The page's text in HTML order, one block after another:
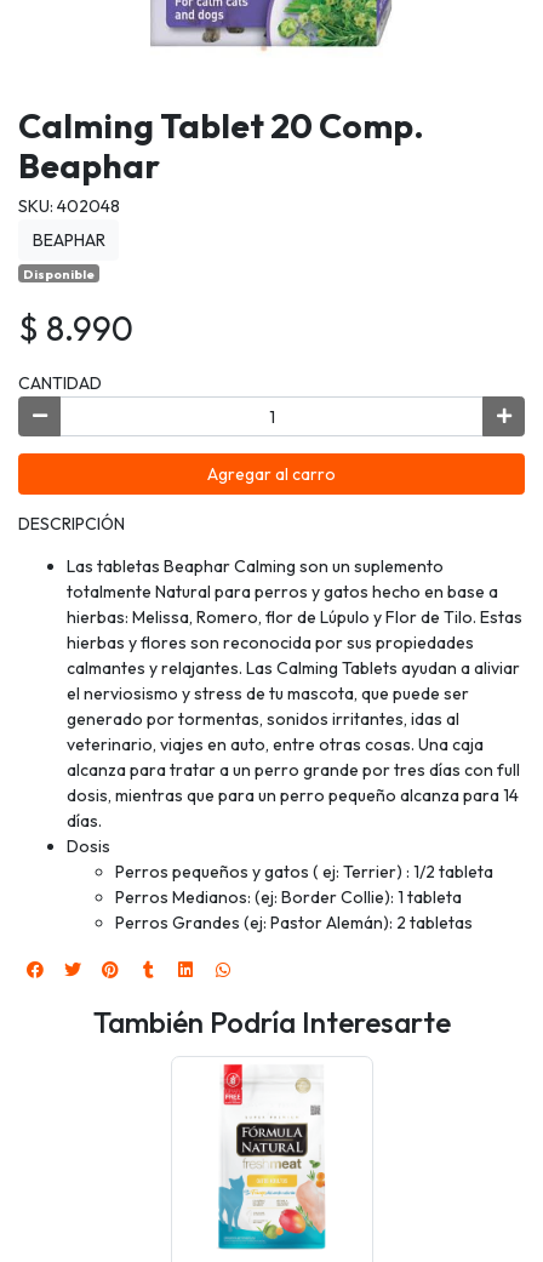
Calming Tablet 20 Comp.
Beaphar
SKU: 402048
BEAPHAR
Disponible
$ 8.990
CANTIDAD
Agregar al carro
DESCRIPCIÓN
Las tabletas Beaphar Calming son un suplemento
totalmente Natural para perros y gatos hecho en base a
hierbas: Melissa, Romero, flor de Lúpulo y Flor de Tilo. Estas
hierbas y flores son reconocida por sus propiedades
calmantes y relajantes. Las Calming Tablets ayudan a aliviar
el nerviosismo y stress de tu mascota, que puede ser
generado por tormentas, sonidos irritantes, idas al
veterinario, viajes en auto, entre otras cosas. Una caja
alcanza para tratar a un perro grande por tres días con full
dosis, mientras que para un perro pequeño alcanza para 14
días.
Dosis
Perros pequeños y gatos ( ej: Terrier) : 1/2 tableta
Perros Medianos: (ej: Border Collie): 1 tableta
Perros Grandes (ej: Pastor Alemán): 2 tabletas
También Podría Interesarte